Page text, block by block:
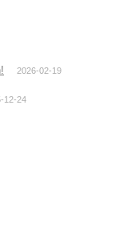
2026-02-19
12-24